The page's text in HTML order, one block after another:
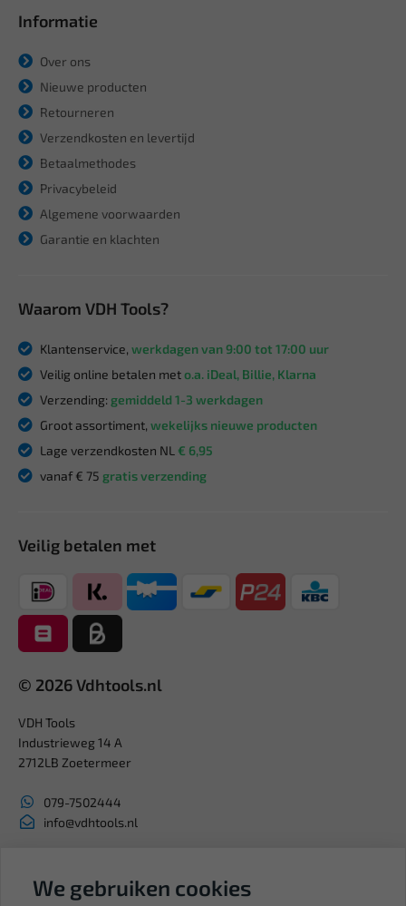
Informatie
Over ons
Nieuwe producten
Retourneren
Verzendkosten en levertijd
Betaalmethodes
Privacybeleid
Algemene voorwaarden
Garantie en klachten
Waarom VDH Tools?
Klantenservice, werkdagen van 9:00 tot 17:00 uur
Veilig online betalen meto.a. iDeal, Billie, Klarna
Verzending: gemiddeld 1-3 werkdagen
Groot assortiment, wekelijks nieuwe producten
Lage verzendkosten NL € 6,95
vanaf € 75 gratis verzending
Veilig betalen met
© 2026 Vdhtools.nl
VDH Tools
Industrieweg 14 A
2712LB Zoetermeer
079-7502444
info@vdhtools.nl
BTW: NL819958657B01
We gebruiken cookies